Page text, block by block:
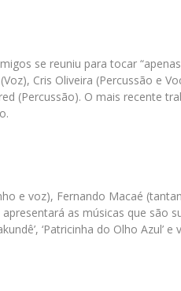
se reuniu para tocar
Cris Oliveira (Percussão e
(Percussão). O mais recente
e voz), Fernando Macaé
as músicas que são
‘Patricinha do Olho Azul’